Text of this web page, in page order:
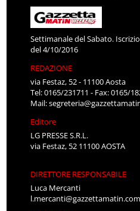
Settimanale del Sabato.
del 4/10/2016
REDAZIONE
via Festaz, 52 - 11100 Aosta
Tel: 0165/231711 - Fax: 0165/
Mail:
Editore
LG PRESSE S.R.L.
via Festaz, 52 11100 AOSTA
DIRETTORE RESPONSABILE
Luca Mercanti
l.mercanti@gazzettamatin.com